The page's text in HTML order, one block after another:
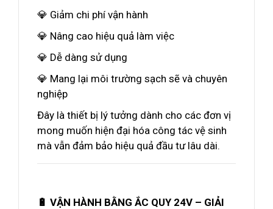
💎 Giảm chi phí vận hành
💎 Nâng cao hiệu quả làm việc
💎 Dễ dàng sử dụng
💎 Mang lại môi trường sạch sẽ và chuyên
nghiệp
Đây là thiết bị lý tưởng dành cho các đơn vị
mong muốn hiện đại hóa công tác vệ sinh
mà vẫn đảm bảo hiệu quả đầu tư lâu dài.
🔋 VẬN HÀNH BẰNG ẮC QUY 24V – GIẢI